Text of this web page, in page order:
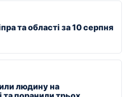
та області за 10 серпня
людину на